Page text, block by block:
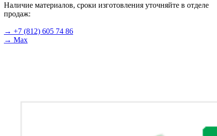
Наличие материалов, сроки изготовления уточняйте в отделе
продаж:
→ +7 (812) 605 74 86
→ Max